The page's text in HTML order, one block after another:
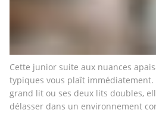
Cette junior suite aux nuances
typiques vous plaît immédiatement.
grand lit ou ses deux lits doubles,
délasser dans un environnement